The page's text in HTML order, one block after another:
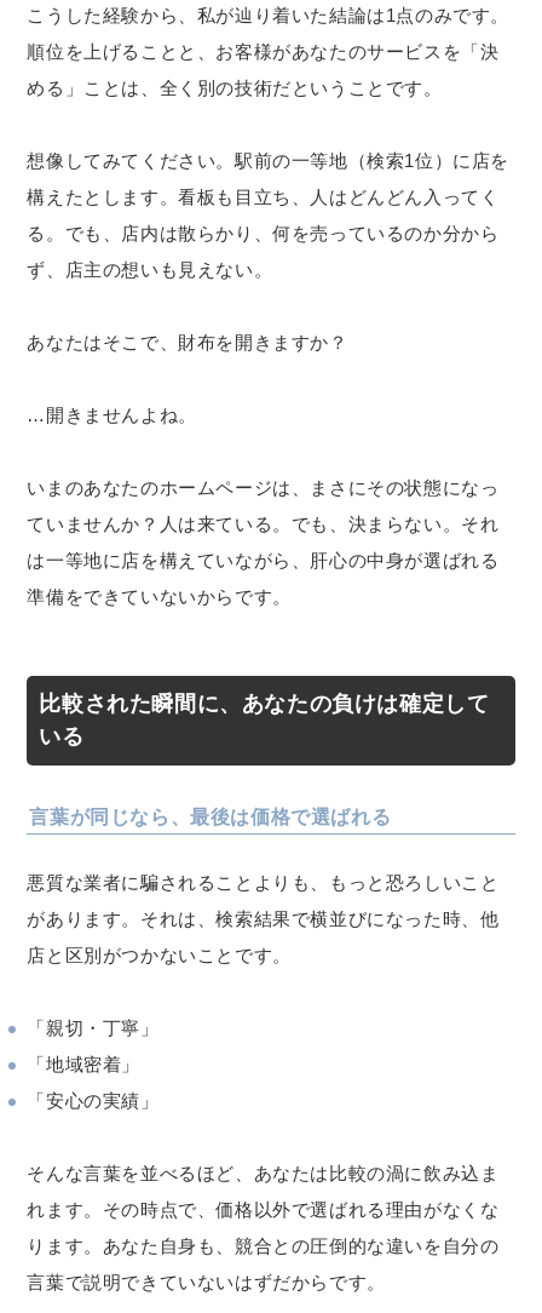
こうした経験から、私が辿り着いた結論は1点のみです。
順位を上げることと、お客様があなたのサービスを「決
める」ことは、全く別の技術だということです。
想像してみてください。駅前の一等地（検索1位）に店を
構えたとします。看板も目立ち、人はどんどん入ってく
る。でも、店内は散らかり、何を売っているのか分から
ず、店主の想いも見えない。
あなたはそこで、財布を開きますか？
…開きませんよね。
いまのあなたのホームページは、まさにその状態になっ
ていませんか？人は来ている。でも、決まらない。それ
は一等地に店を構えていながら、肝心の中身が選ばれる
準備をできていないからです。
比較された瞬間に、あなたの負けは確定して
いる
言葉が同じなら、最後は価格で選ばれる
悪質な業者に騙されることよりも、もっと恐ろしいこと
があります。それは、検索結果で横並びになった時、他
店と区別がつかないことです。
「親切・丁寧」
「地域密着」
「安心の実績」
そんな言葉を並べるほど、あなたは比較の渦に飲み込ま
れます。その時点で、価格以外で選ばれる理由がなくな
ります。あなた自身も、競合との圧倒的な違いを自分の
言葉で説明できていないはずだからです。